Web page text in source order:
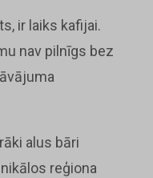
ir laiks kafijai.
nav pilnīgs bez
alus bāri
reģiona